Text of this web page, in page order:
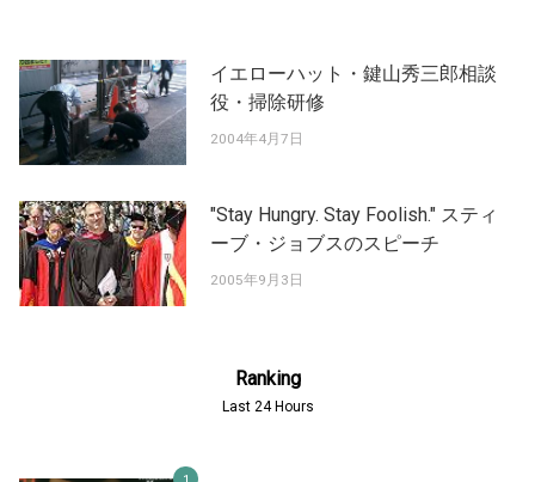
イエローハット・鍵山秀三郎相談
役・掃除研修
2004年4月7日
"Stay Hungry. Stay Foolish." スティ
ーブ・ジョブスのスピーチ
2005年9月3日
Ranking
Last 24 Hours